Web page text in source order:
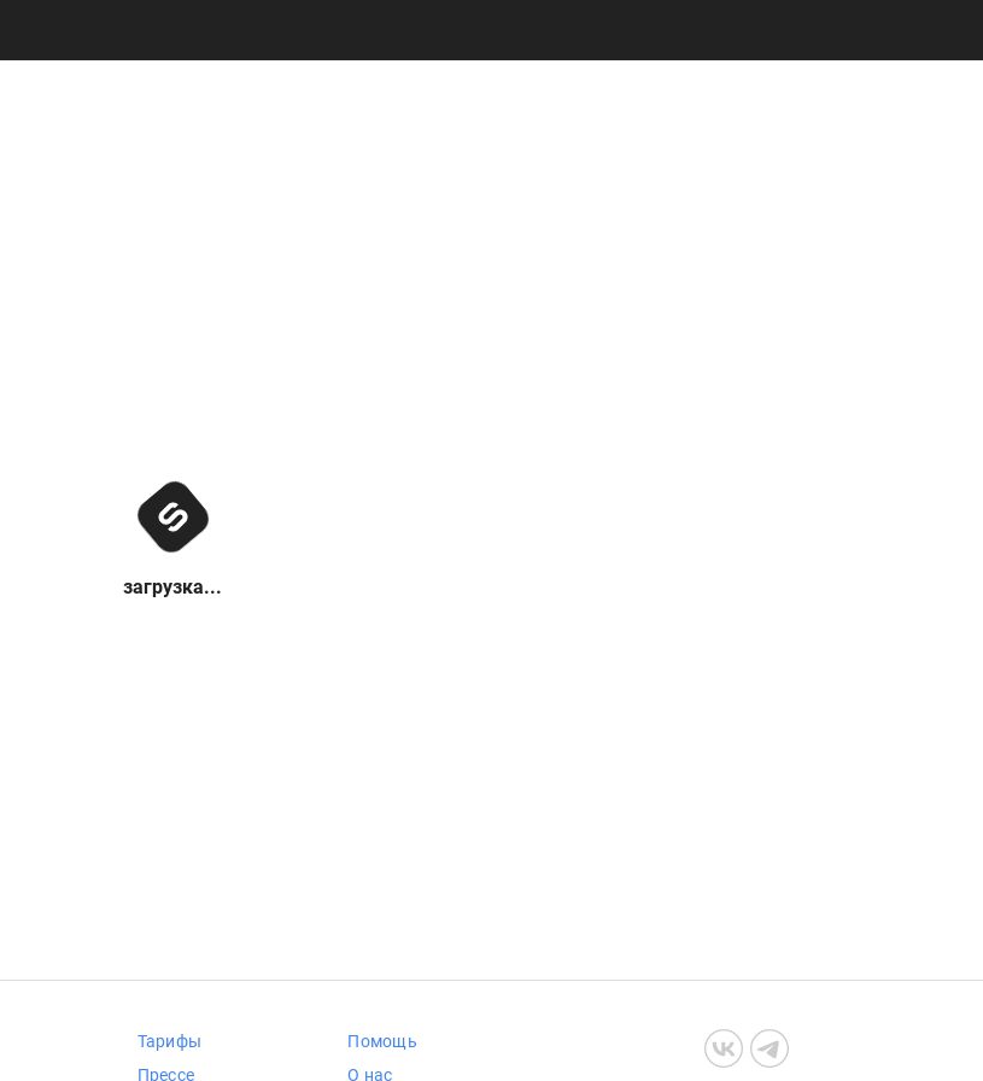
загрузка...
Тарифы
Прессе
Помощь
О нас